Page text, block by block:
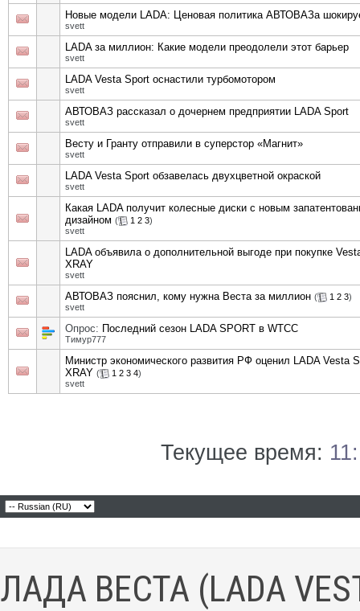
Новые модели LADA: Ценовая политика АВТОВАЗа
svett
LADA за миллион: Какие модели преодолели этот барьер
svett
LADA Vesta Sport оснастили турбомотором
svett
АВТОВАЗ рассказал о дочернем предприятии LADA Sport
svett
Весту и Гранту отправили в суперстор «Магнит»
svett
LADA Vesta Sport обзавелась двухцветной окраской
svett
Какая LADA получит колесные диски с новым
дизайном ( 1 2 3)
svett
LADA объявила о дополнительной выгоде при покупке
XRAY
svett
АВТОВАЗ пояснил, кому нужна Веста за миллион ( 1 2 3)
svett
Опрос: Последний сезон LADA SPORT в WTCC
Тимур777
Министр экономического развития РФ оценил LADA Vesta
XRAY ( 1 2 3 4)
svett
Текущее время:
ЛАДА ВЕСТА (LADA